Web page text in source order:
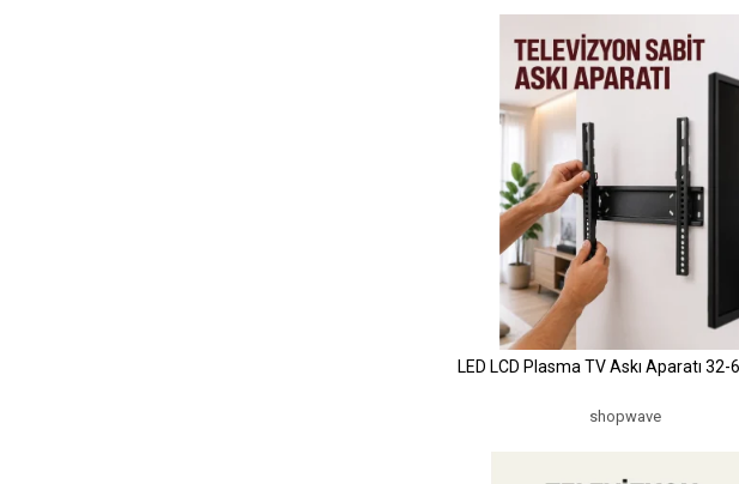
LED LCD Plasma TV Askı Aparatı 32-
shopwave